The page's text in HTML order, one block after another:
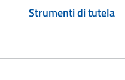
Strumenti di tutela